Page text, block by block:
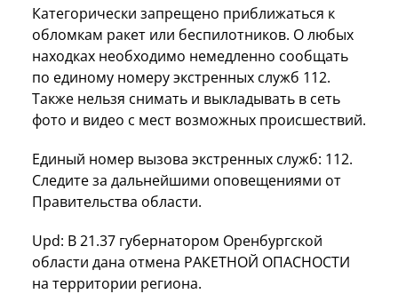
Категорически запрещено приближаться к
обломкам ракет или беспилотников. О любых
находках необходимо немедленно сообщать
по единому номеру экстренных служб 112.
Также нельзя снимать и выкладывать в сеть
фото и видео с мест возможных происшествий.
Единый номер вызова экстренных служб: 112.
Следите за дальнейшими оповещениями от
Правительства области.
Upd: В 21.37 губернатором Оренбургской
области дана отмена РАКЕТНОЙ ОПАСНОСТИ
на территории региона.